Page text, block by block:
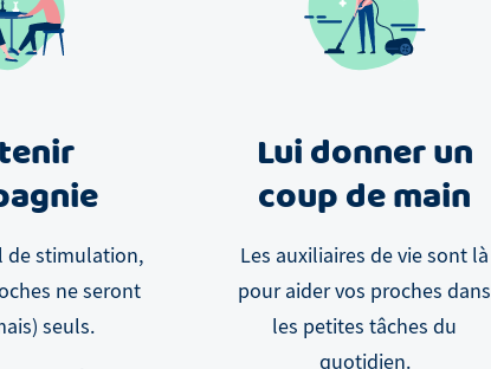
de stimulation,
ne seront
seuls.
Lui donner un
coup de main
Les auxiliaires de vie sont là
pour aider vos proches dans
les petites tâches du
quotidien.